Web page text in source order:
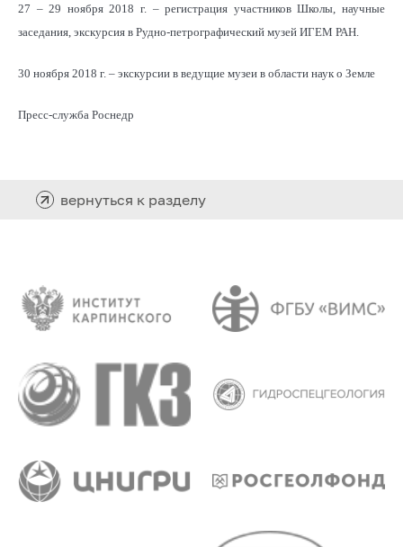
27 – 29 ноября 2018 г. – регистрация участников Школы, научные
заседания, экскурсия в Рудно-петрографический музей ИГЕМ РАН.
30 ноября 2018 г. – экскурсии в ведущие музеи в области наук о Земле
Пресс-служба Роснедр
вернуться к разделу